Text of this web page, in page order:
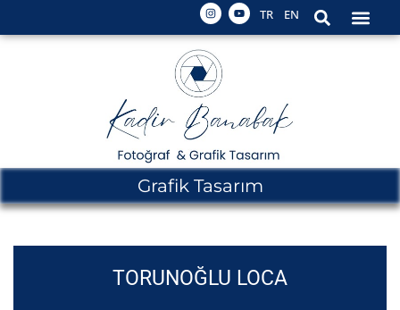
TR EN
Grafik Tasarım
TORUNOĞLU LOCA